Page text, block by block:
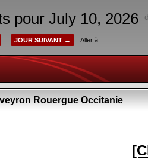
pour July 10, 2026
JOUR SUIVANT → Aller à...
Rouergue Occitanie